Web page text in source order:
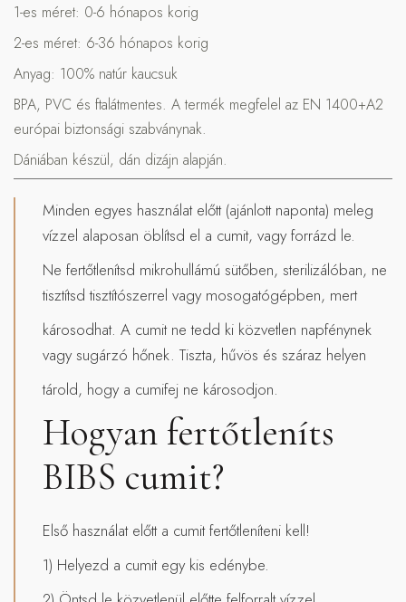
1-es méret: 0-6 hónapos korig
2-es méret: 6-36 hónapos korig
Anyag: 100% natúr kaucsuk
BPA, PVC és ftalátmentes. A termék megfelel az EN 1400+A2
európai biztonsági szabványnak.
Dániában készül, dán dizájn alapján.
Minden egyes használat előtt (ajánlott naponta) meleg
vízzel alaposan öblítsd el a cumit, vagy forrázd le.
Ne fertőtlenítsd mikrohullámú sütőben, sterilizálóban, ne
tisztítsd tisztítószerrel vagy mosogatógépben, mert
károsodhat. A cumit ne tedd ki közvetlen napfénynek
vagy sugárzó hőnek. Tiszta, hűvös és száraz helyen
tárold, hogy a cumifej ne károsodjon.
Hogyan fertőtleníts
BIBS cumit?
Első használat előtt a cumit fertőtleníteni kell!
1) Helyezd a cumit egy kis edénybe.